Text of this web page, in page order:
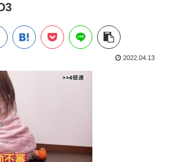
2022.04.13